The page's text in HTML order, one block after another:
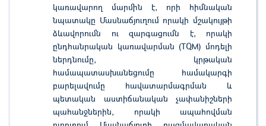
կառավարող մարմին է, որի հիմնական
նպատակը Մասնաճյուղում որակի մշակույթի
ձևավորումն ու զարգացումն է, որակի
ընդհանրական կառավարման (TQM) մոդելի
ներդնումը, կրթական
համապատասխանեցումը համակարգի
բարելավումը հավատարմագրման և
պետական աստիճանական չափանիշների
պահանջներին, որակի ապահովման